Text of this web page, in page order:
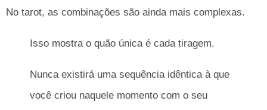
No tarot, as combinações são ainda mais complexas.
Isso mostra o quão única é cada tiragem.
Nunca existirá uma sequência idêntica à que
você criou naquele momento com o seu